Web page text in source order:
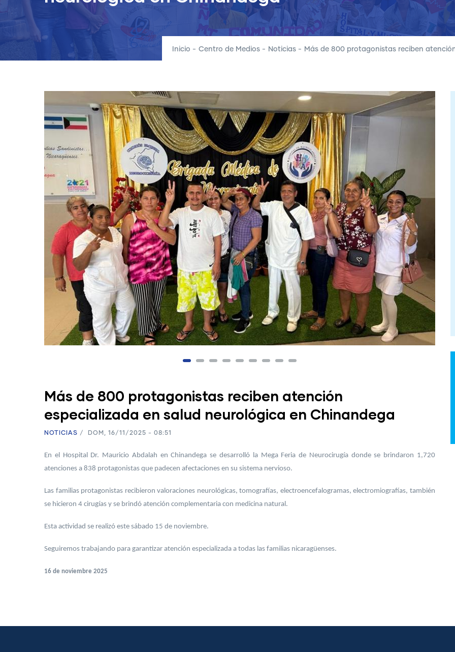
Inicio - Centro de Medios - Noticias - Más de 800 protagonistas reciben
Más de 800 protagonistas reciben atención
especializada en salud neurológica en Chinandega
NOTICIAS / DOM, 16/11/2025 - 08:51
En el Hospital Dr. Mauricio Abdalah en Chinandega se desarrolló la Mega Feria de Neurocirugía donde se brindaron 1,720
atenciones a 838 protagonistas que padecen afectaciones en su sistema nervioso.
Las familias protagonistas recibieron valoraciones neurológicas, tomografías, electroencefalogramas, electromiografías, también
se hicieron 4 cirugías y se brindó atención complementaria con medicina natural.
Esta actividad se realizó este sábado 15 de noviembre.
Seguiremos trabajando para garantizar atención especializada a todas las familias nicaragüenses.
16 de noviembre 2025